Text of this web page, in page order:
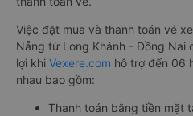
Việc đặt mua và thanh toán vé
Nẵng từ Long Khánh - Đồng Nai
lợi khi Vexere.com hỗ trợ đến 06
nhau bao gồm:
Thanh toán bằng tiền mặt